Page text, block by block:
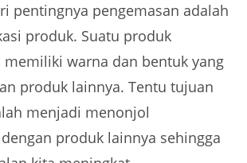
pentingnya pengemasan adalah
produk. Suatu produk
memiliki warna dan bentuk yang
produk lainnya. Tentu tujuan
menjadi menonjol
produk lainnya sehingga